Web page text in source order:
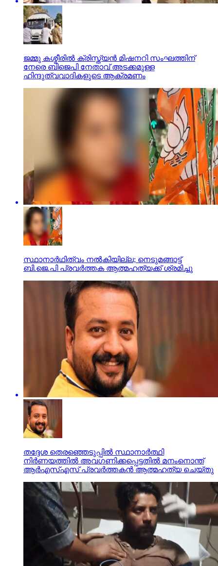
ജമ്മു കശ്മീരില്‍ ക്രിസ്ത്യന്‍ മിഷനറി സംഘത്തിന്
നേരെ ബിജെപി നേതാവ് അടക്കമുള്ള
ഹിന്ദുത്വവാദികളുടെ ആക്രമണം
സ്ഥാനാര്‍ഥിത്വം നല്‍കിയില്ല; നെടുമങ്ങാട്ട്
ബി.ജെ.പി പ്രവര്‍ത്തക ആത്മഹത്യക്ക് ശ്രമിച്ചു
തദ്ദേശ തെരഞ്ഞെടുപ്പില്‍ സ്ഥാനാര്‍ത്ഥി
നിര്‍ണയത്തില്‍ അവഗണിക്കപ്പെട്ടതില്‍ മനംനൊന്ത്
ആര്‍എസ്എസ് പ്രവര്‍ത്തകന്‍ ആത്മഹത്യ ചെയ്തു